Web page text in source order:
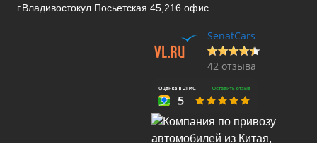
г.Владивостокул.Посьетская 45,216 офис
SenatCars
42 отзыва